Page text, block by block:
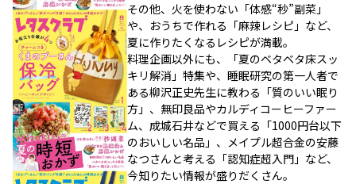
その他、火を使わない「体感“秒”副菜」
や、おうちで作れる「麻辣レシピ」など、
夏に作りたくなるレシピが満載。
料理企画以外にも、「夏のベタベタ床スッ
キリ解消」特集や、睡眠研究の第一人者で
ある柳沢正史先生に教わる「質のいい眠り
方」、無印良品やカルディコーヒーファー
ム、成城石井などで買える「1000円台以下
のおいしい名品」、メイプル超合金の安藤
なつさんと考える「認知症超入門」など、
今知りたい情報が盛りだくさん。